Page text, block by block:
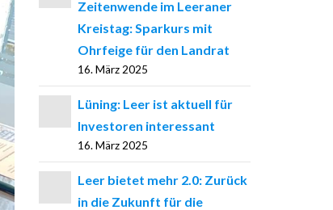
Zeitenwende im Leeraner
Kreistag: Sparkurs mit
Ohrfeige für den Landrat
16. März 2025
Lüning: Leer ist aktuell für
Investoren interessant
16. März 2025
Leer bietet mehr 2.0: Zurück
in die Zukunft für die